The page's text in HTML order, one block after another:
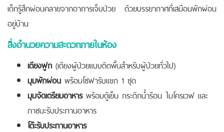
เด็กรู้สึกผ่อนคลายจากอาการเจ็บป่วย ด้วยบรรยากาศที่เสมือนพักผ่อน
อยู่บ้าน
สิ่งอำนวยความสะดวกภายในห้อง
เตียงฟูก (เตียงผู้ป่วยแบบติดพื้นสำหรับผู้ป่วยทั่วไป)
มุมพักผ่อน พร้อมโซฟารับแขก 1 ชุด
มุมจัดเตรียมอาหารพร้อมตู้เย็น กระติกน้ำร้อน ไมโครเวฟ และ
ภาชนะรับประทานอาหาร
โต๊ะรับประทานอาหาร